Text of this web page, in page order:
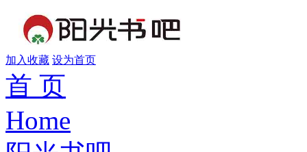
加入收藏 设为首页
首 页
Home